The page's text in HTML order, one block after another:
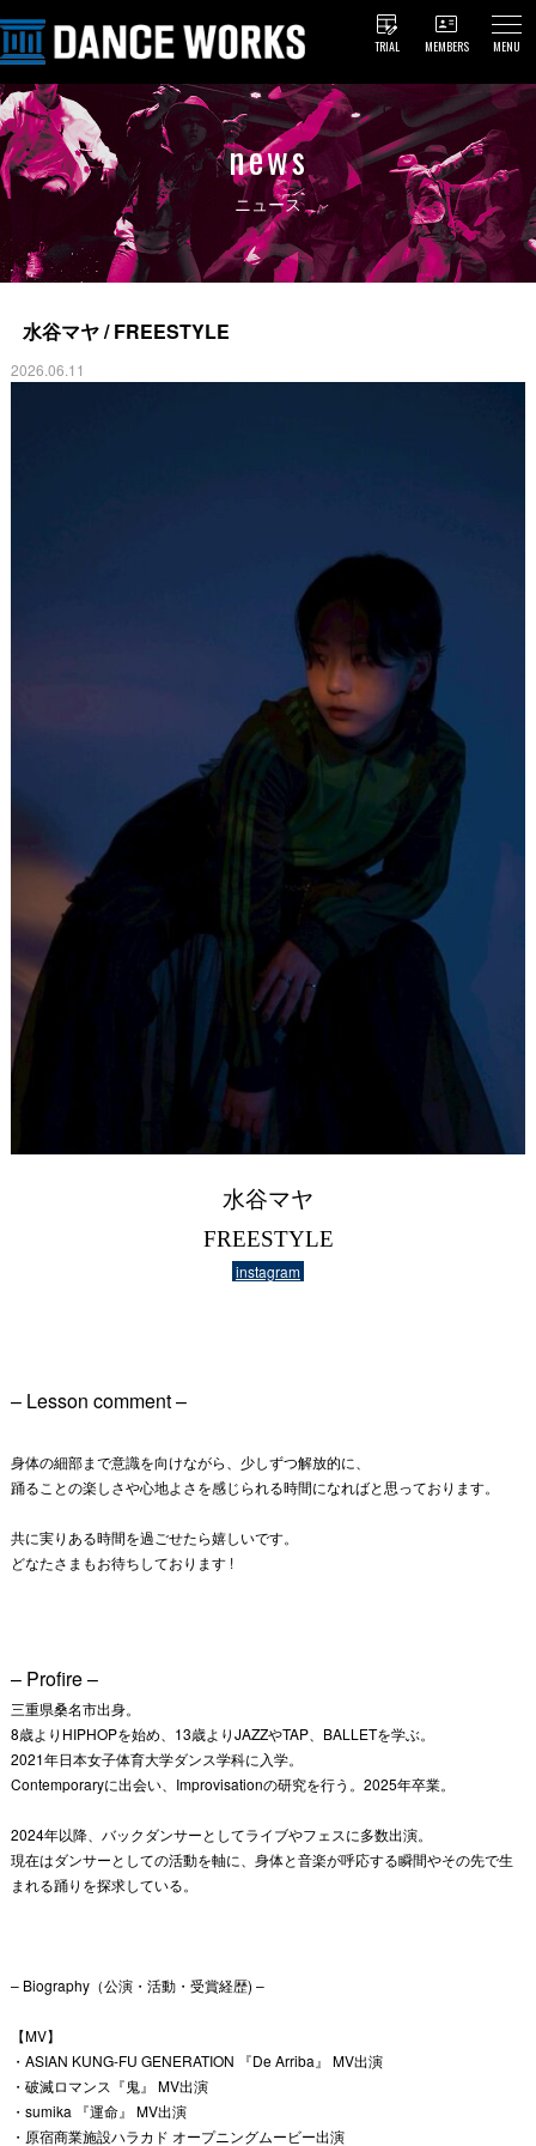
TRIAL MEMBERS MENU
news
ニュース
水谷マヤ / FREESTYLE
2026.06.11
水谷マヤ
FREESTYLE
instagram
– Lesson comment –
身体の細部まで意識を向けながら、少しずつ解放的に、
踊ることの楽しさや心地よさを感じられる時間になればと思っております。
共に実りある時間を過ごせたら嬉しいです。
どなたさまもお待ちしております !
– Profire –
三重県桑名市出身。
8歳よりHIPHOPを始め、13歳よりJAZZやTAP、BALLETを学ぶ。
2021年日本女子体育大学ダンス学科に入学。
Contemporaryに出会い、Improvisationの研究を行う。2025年卒業。
2024年以降、バックダンサーとしてライブやフェスに多数出演。
現在はダンサーとしての活動を軸に、身体と音楽が呼応する瞬間やその先で生
まれる踊りを探求している。
– Biography（公演・活動・受賞経歴) –
【MV】
・ASIAN KUNG-FU GENERATION 『De Arriba』 MV出演
・破滅ロマンス『鬼』 MV出演
・sumika 『運命』 MV出演
・原宿商業施設ハラカド オープニングムービー出演